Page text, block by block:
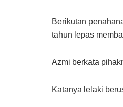
Berikutan
tahun lepas
Azmi berkata
Katanya lelaki